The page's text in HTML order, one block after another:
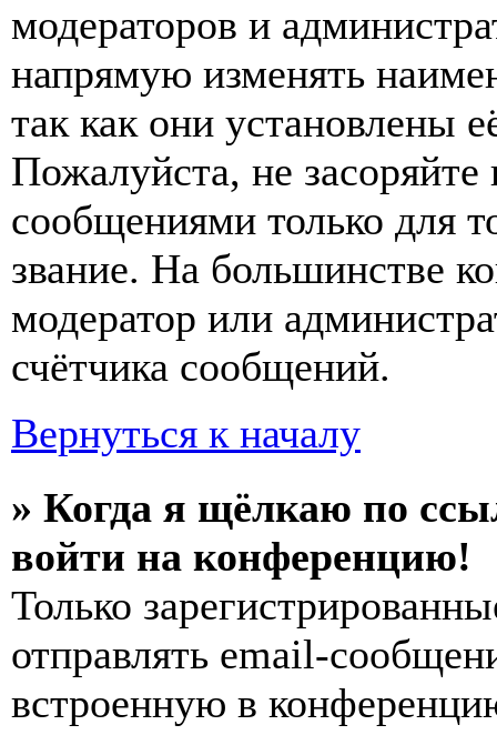
модераторов и
напрямую изменять
так как они установлены
Пожалуйста, не
сообщениями только для
звание. На большинстве
модератор или
счётчика сообщений.
Вернуться к началу
» Когда я щёлкаю по
войти на конференцию!
Только
отправлять email-
встроенную в